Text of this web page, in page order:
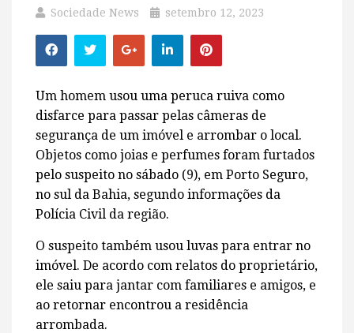
Sociedade News setembro 12, 2023
Um homem usou uma peruca ruiva como
disfarce para passar pelas câmeras de
segurança de um imóvel e arrombar o local.
Objetos como joias e perfumes foram furtados
pelo suspeito no sábado (9), em Porto Seguro,
no sul da Bahia, segundo informações da
Polícia Civil da região.
O suspeito também usou luvas para entrar no
imóvel. De acordo com relatos do proprietário,
ele saiu para jantar com familiares e amigos, e
ao retornar encontrou a residência
arrombada.